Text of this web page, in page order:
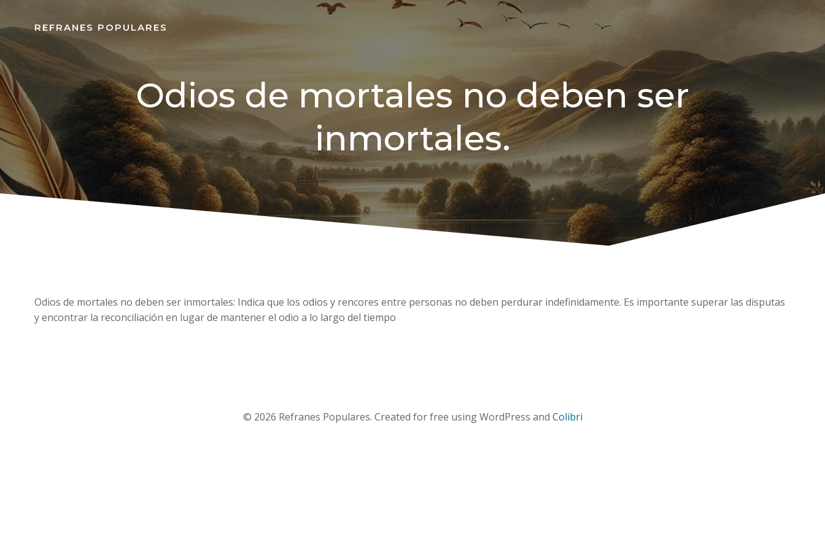
REFRANES POPULARES
Odios de mortales no deben ser
inmortales.
Odios de mortales no deben ser inmortales: Indica que los odios y rencores entre personas no deben perdurar indefinidamente. Es importante superar las disputas
y encontrar la reconciliación en lugar de mantener el odio a lo largo del tiempo
© 2026 Refranes Populares. Created for free using WordPress and Colibri